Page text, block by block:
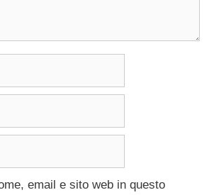
email e sito web in questo